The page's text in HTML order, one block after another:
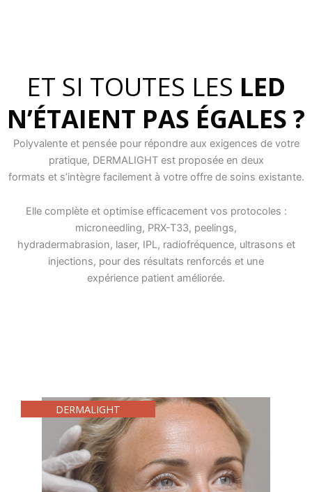
ET SI TOUTES LES LED
N’ÉTAIENT PAS ÉGALES ?
Polyvalente et pensée pour répondre aux exigences de votre
pratique, DERMALIGHT est proposée en deux
formats et s’intègre facilement à votre offre de soins existante.
Elle complète et optimise efficacement vos protocoles :
microneedling, PRX-T33, peelings,
hydradermabrasion, laser, IPL, radiofréquence, ultrasons et
injections, pour des résultats renforcés et une
expérience patient améliorée.
DERMALIGHT